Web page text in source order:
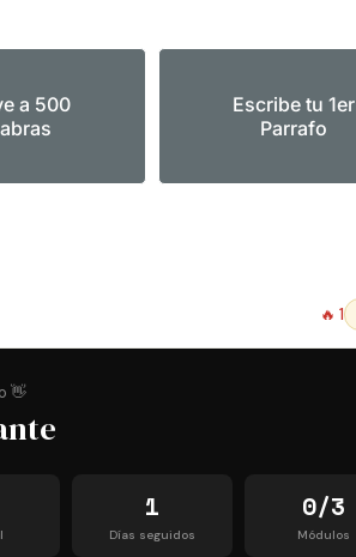
a 500
Escribe tu 1er
Parrafo
🔥 1
👋
1
Días seguidos
0/3
Módulos